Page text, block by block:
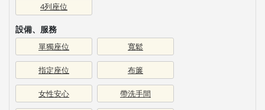
4列座位
設備、服務
單獨座位 寬鬆
指定座位 布簾
女性安心 帶洗手間